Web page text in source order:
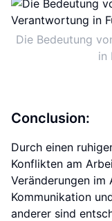
Die Bedeutung
in
Conclusion:
Durch einen
Konflikten am
Veränderungen
Kommunikation
anderer sind